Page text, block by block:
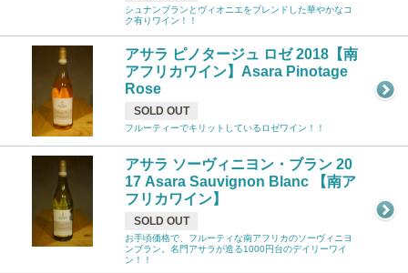
シュナンブランとヴィオニエをブレンドした華やかなコ
ク有りワイン！！
アサラ ピノタージュ ロゼ 2018【南
アフリカワイン】Asara Pinotage
Rose
SOLD OUT
フルーティーでキリットしているロゼワイン！！
アサラ ソーヴィニヨン・ブラン 20
17 Asara Sauvignon Blanc 【南ア
フリカワイン】
SOLD OUT
お手頃価格で、フルーティな南アフリカのソーヴィニヨ
ンブラン。名門アサラが造る1000円台のデイリーワイ
ン！！